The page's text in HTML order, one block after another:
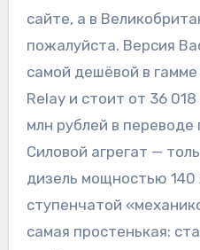
сайте, а в
пожалуйста. Версия
самой дешёвой в
Relay и стоит от 36
млн рублей в
Силовой агрегат —
дизель мощностью 140
ступенчатой
самая простенькая: